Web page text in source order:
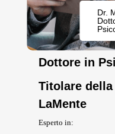
Dott. Mario
Dottore in
Titolare
LaMente
Esperto in:
Dr.